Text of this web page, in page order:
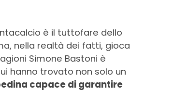
è il tuttofare dello
nella realtà dei fatti, gioca
Simone Bastoni è
hanno trovato non solo un
capace di garantire